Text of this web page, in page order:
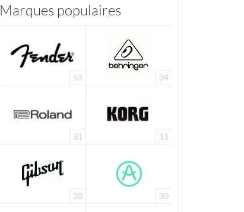
Marques populaires
53 34
31 31
30 30